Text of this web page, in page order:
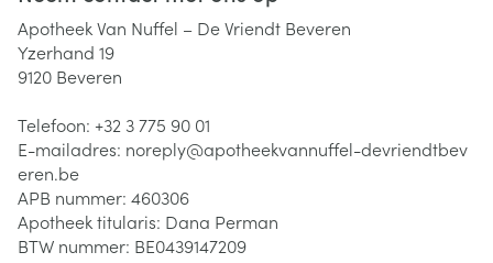
Apotheek Van Nuffel – De Vriendt Beveren
Yzerhand 19
9120 Beveren
Telefoon: +32 3 775 90 01
E-mailadres: noreply@apotheekvannuffel-devriendtbev
eren.be
APB nummer: 460306
Apotheek titularis: Dana Perman
BTW nummer: BE0439147209